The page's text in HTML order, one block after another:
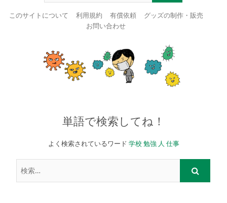
このサイトについて 利用規約 有償依頼
グッズの制作・販売
お問い合わせ
content
単語で検索してね！
よく検索されているワード 学校 勉強 人 仕事